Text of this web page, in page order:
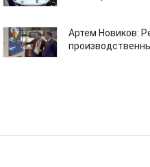
Артем Новиков: